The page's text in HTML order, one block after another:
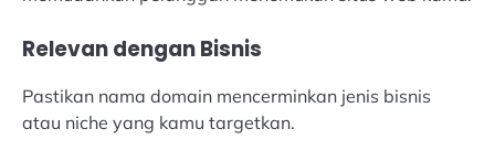
Relevan dengan Bisnis
Pastikan nama domain mencerminkan jenis bisnis
atau niche yang kamu targetkan.